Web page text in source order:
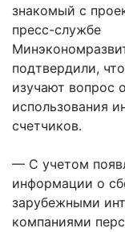
знакомый с
пресс-службе
подтвердили,
изучают вопрос
использования
счетчиков.
— С учетом
информации о
зарубежными
компаниями